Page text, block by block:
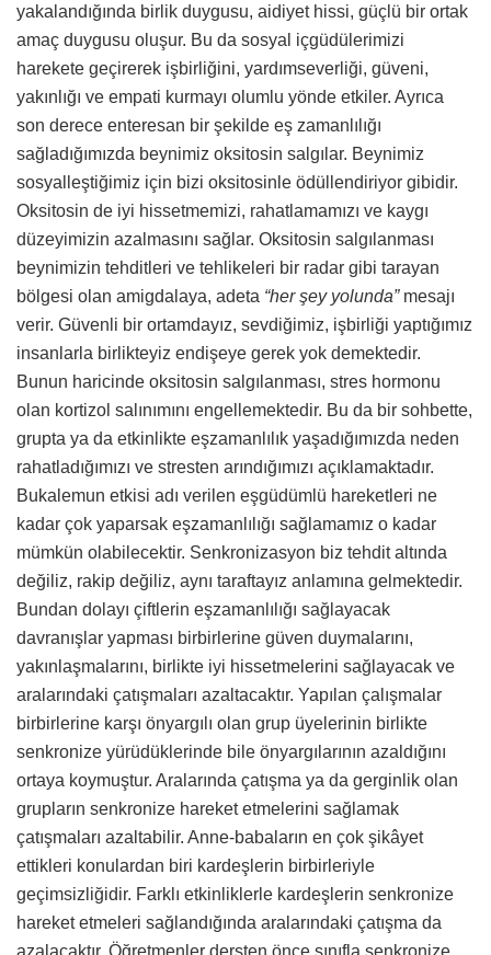
yakalandığında birlik duygusu, aidiyet hissi, güçlü bir ortak
amaç duygusu oluşur. Bu da sosyal içgüdülerimizi
harekete geçirerek işbirliğini, yardımseverliği, güveni,
yakınlığı ve empati kurmayı olumlu yönde etkiler. Ayrıca
son derece enteresan bir şekilde eş zamanlılığı
sağladığımızda beynimiz oksitosin salgılar. Beynimiz
sosyalleştiğimiz için bizi oksitosinle ödüllendiriyor gibidir.
Oksitosin de iyi hissetmemizi, rahatlamamızı ve kaygı
düzeyimizin azalmasını sağlar. Oksitosin salgılanması
beynimizin tehditleri ve tehlikeleri bir radar gibi tarayan
bölgesi olan amigdalaya, adeta “her şey yolunda”mesajı
verir. Güvenli bir ortamdayız, sevdiğimiz, işbirliği yaptığımız
insanlarla birlikteyiz endişeye gerek yok demektedir.
Bunun haricinde oksitosin salgılanması, stres hormonu
olan kortizol salınımını engellemektedir. Bu da bir sohbette,
grupta ya da etkinlikte eşzamanlılık yaşadığımızda neden
rahatladığımızı ve stresten arındığımızı açıklamaktadır.
Bukalemun etkisi adı verilen eşgüdümlü hareketleri ne
kadar çok yaparsak eşzamanlılığı sağlamamız o kadar
mümkün olabilecektir. Senkronizasyon biz tehdit altında
değiliz, rakip değiliz, aynı taraftayız anlamına gelmektedir.
Bundan dolayı çiftlerin eşzamanlılığı sağlayacak
davranışlar yapması birbirlerine güven duymalarını,
yakınlaşmalarını, birlikte iyi hissetmelerini sağlayacak ve
aralarındaki çatışmaları azaltacaktır. Yapılan çalışmalar
birbirlerine karşı önyargılı olan grup üyelerinin birlikte
senkronize yürüdüklerinde bile önyargılarının azaldığını
ortaya koymuştur. Aralarında çatışma ya da gerginlik olan
grupların senkronize hareket etmelerini sağlamak
çatışmaları azaltabilir. Anne-babaların en çok şikâyet
ettikleri konulardan biri kardeşlerin birbirleriyle
geçimsizliğidir. Farklı etkinliklerle kardeşlerin senkronize
hareket etmeleri sağlandığında aralarındaki çatışma da
azalacaktır. Öğretmenler dersten önce sınıfla senkronize